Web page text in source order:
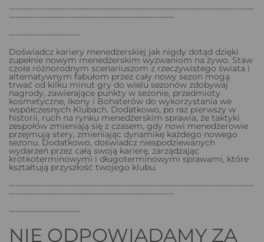
-----------------------------------------------------------------------------------
--------------------------------------------------------
------------------------
Doświadcz kariery menedżerskiej jak nigdy dotąd dzięki
zupełnie nowym menedżerskim wyzwaniom na żywo. Staw
czoła różnorodnym scenariuszom z rzeczywistego świata i
alternatywnym fabułom przez cały nowy sezon mogą
trwać od kilku minut gry do wielu sezonów zdobywaj
nagrody, zawierające punkty w sezonie, przedmioty
kosmetyczne, Ikony i Bohaterów do wykorzystania we
współczesnych Klubach. Dodatkowo, po raz pierwszy w
historii, ruch na rynku menedżerskim sprawia, że taktyki
zespołów zmieniają się z czasem, gdy nowi menedżerowie
przejmują stery, zmieniając dynamikę każdego nowego
sezonu. Dodatkowo, doświadcz niespodziewanych
wydarzeń przez całą swoją karierę, zarządzając
krótkoterminowymi i długoterminowymi sprawami, które
kształtują przyszłość twojego klubu.
-----------------------------------------------------------------------------------
--------------------------------------------------------
------------------------
NIE ODPOWIADAMY ZA